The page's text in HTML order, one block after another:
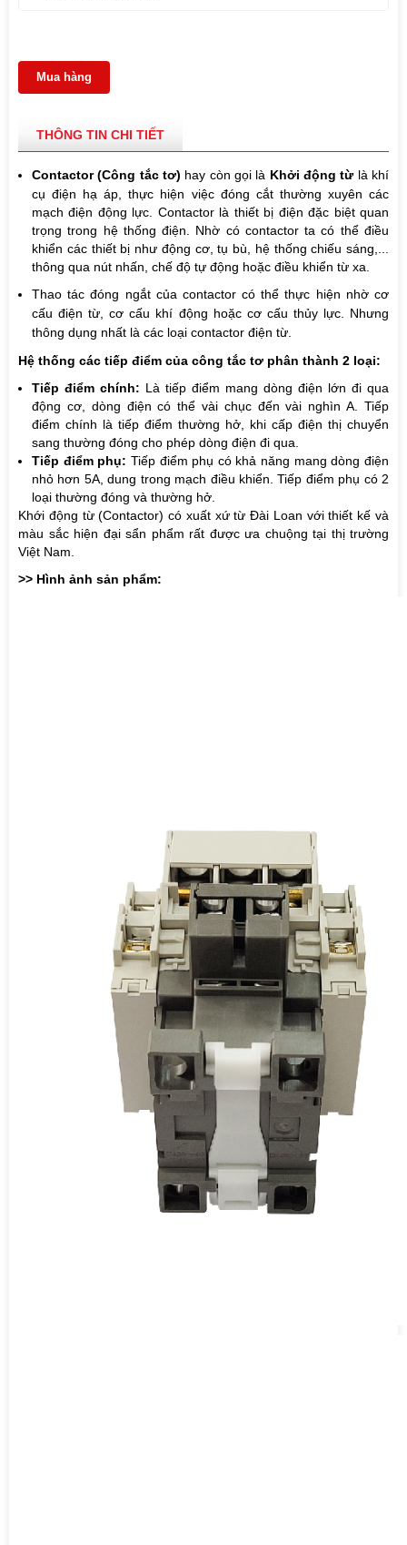
Mua hàng
THÔNG TIN CHI TIẾT
Contactor (Công tắc tơ) hay còn gọi là Khởi động từlà khí
cụ điện hạ áp, thực hiện việc đóng cắt thường xuyên các
mạch điện động lực. Contactor là thiết bị điện đặc biệt quan
trọng trong hệ thống điện. Nhờ có contactor ta có thể điều
khiển các thiết bị như động cơ, tụ bù, hệ thống chiếu sáng,...
thông qua nút nhấn, chế độ tự động hoặc điều khiển từ xa.
Thao tác đóng ngắt của contactor có thể thực hiện nhờ cơ
cấu điện từ, cơ cấu khí động hoặc cơ cấu thủy lực. Nhưng
thông dụng nhất là các loại contactor điện từ.
Hệ thống các tiếp điểm của công tắc tơ phân thành 2 loại:
Tiếp điểm chính: Là tiếp điểm mang dòng điện lớn đi qua
động cơ, dòng điện có thể vài chục đến vài nghìn A. Tiếp
điểm chính là tiếp điểm thường hở, khi cấp điện thị chuyển
sang thường đóng cho phép dòng điện đi qua.
Tiếp điểm phụ: Tiếp điểm phụ có khả năng mang dòng điện
nhỏ hơn 5A, dung trong mạch điều khiển. Tiếp điểm phụ có 2
loại thường đóng và thường hở.
Khới động từ (Contactor) có xuất xứ từ Đài Loan với thiết kế và
màu sắc hiện đại sẩn phẩm rất được ưa chuộng tại thị trường
Việt Nam.
>> Hình ảnh sản phẩm: